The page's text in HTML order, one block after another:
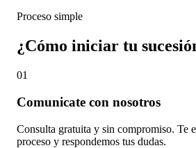
Proceso simple
¿Cómo iniciar tu
01
Comunicate con nosotros
Consulta gratuita y sin compromiso. Te
proceso y respondemos tus dudas.